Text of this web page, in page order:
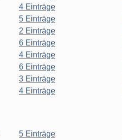
4 Einträge
5 Einträge
2 Einträge
6 Einträge
4 Einträge
6 Einträge
3 Einträge
4 Einträge
5 Einträge